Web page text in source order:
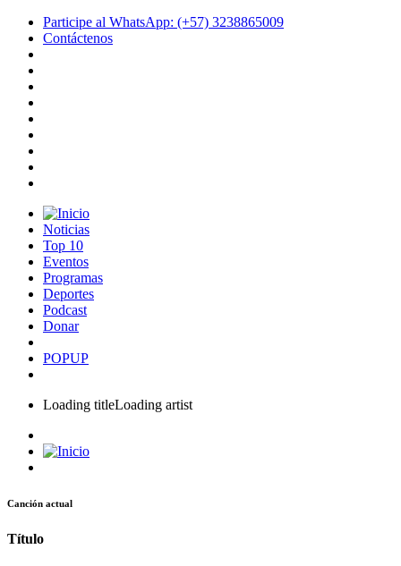
Participe al WhatsApp: (+57) 3238865009
Contáctenos
Noticias
Top 10
Eventos
Programas
Deportes
Podcast
Donar
POPUP
Loading titleLoading artist
Canción actual
Título